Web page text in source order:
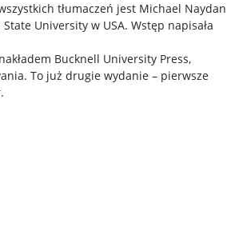
tłumaczeń jest Michael Naydan
University w USA. Wstęp napisała
Bucknell University Press,
To już drugie wydanie – pierwsze